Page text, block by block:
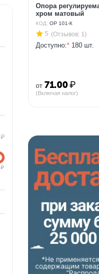
Опора
хром матовый
КОД: ОР 101-К
5 (Отзывов: 1)
Доступно:* 180 шт.
от 71.00₽
(Включая налог)
₽
₽